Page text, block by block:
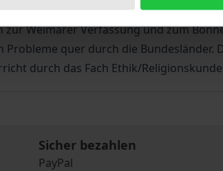
Deutschland in einer tiefen
Weimarer Verfassung und zum
quer durch die Bundesländer.
durch das Fach Ethik/
Sicher bezahlen
PayPal